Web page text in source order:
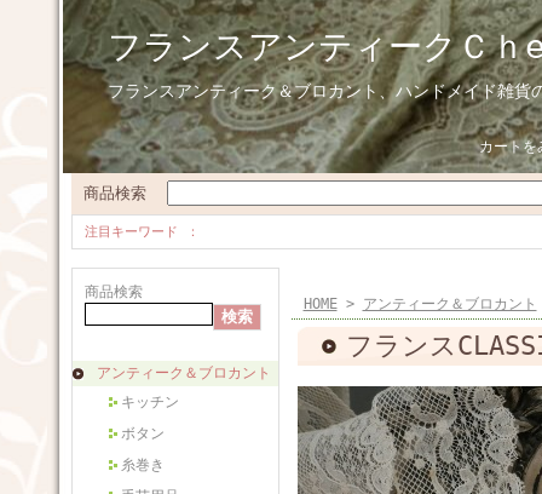
フランスアンティークＣｈ
フランスアンティーク＆ブロカント、ハンドメイド雑貨
カートを
商品検索
注目キーワード
商品検索
アンティーク＆ブロカント
キッチン
ボタン
糸巻き
HOME> アンティーク＆ブロカント
フランス